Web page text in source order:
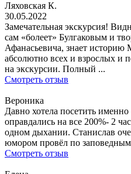
Ляховская К.
30.05.2022
Замечательная экскурсия!
сам «болеет» Булгаковым и
Афанасьевича, знает
абсолютно всех и взрослых и
на экскурсии. Полный ...
Смотреть отзыв
Вероника
Давно хотела посетить
оправдались на все 200%- 2
одном дыхании. Станислав
юмором провёл по
Смотреть отзыв